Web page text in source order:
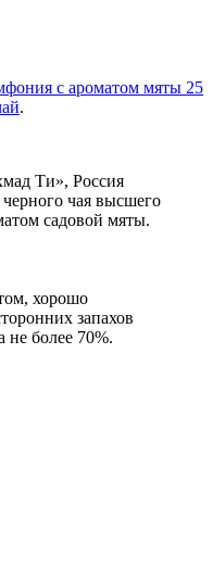
с ароматом мяты 25
.
Ти», Россия
чая высшего
садовой мяты.
хорошо
запахов
не более 70%.